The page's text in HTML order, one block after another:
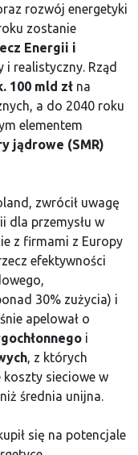
rozwój energetyki
zostanie
Energii i
realistyczny. Rząd
100 mld zł na
a do 2040 roku
elementem
jądrowe (SMR)
zwrócił uwagę
dla przemysłu w
z firmami z Europy
efektywności
30% zużycia) i
apelował o
i
, z których
koszty sieciowe w
średnia unijna.
się na potencjale